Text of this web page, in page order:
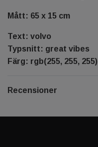
Mått: 65 x 15 cm
Text: volvo
Typsnitt: great vibes
Färg: rgb(255, 255, 255)
Recensioner